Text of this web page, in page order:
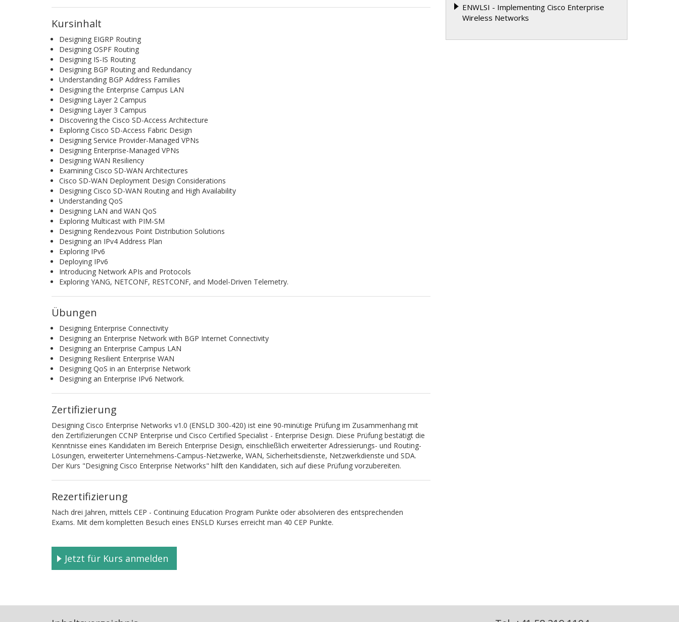
Kursinhalt
Designing EIGRP Routing
Designing OSPF Routing
Designing IS-IS Routing
Designing BGP Routing and Redundancy
Understanding BGP Address Families
Designing the Enterprise Campus LAN
Designing Layer 2 Campus
Designing Layer 3 Campus
Discovering the Cisco SD-Access Architecture
Exploring Cisco SD-Access Fabric Design
Designing Service Provider-Managed VPNs
Designing Enterprise-Managed VPNs
Designing WAN Resiliency
Examining Cisco SD-WAN Architectures
Cisco SD-WAN Deployment Design Considerations
Designing Cisco SD-WAN Routing and High Availability
Understanding QoS
Designing LAN and WAN QoS
Exploring Multicast with PIM-SM
Designing Rendezvous Point Distribution Solutions
Designing an IPv4 Address Plan
Exploring IPv6
Deploying IPv6
Introducing Network APIs and Protocols
Exploring YANG, NETCONF, RESTCONF, and Model-Driven Telemetry.
Übungen
Designing Enterprise Connectivity
Designing an Enterprise Network with BGP Internet Connectivity
Designing an Enterprise Campus LAN
Designing Resilient Enterprise WAN
Designing QoS in an Enterprise Network
Designing an Enterprise IPv6 Network.
Zertifizierung
Designing Cisco Enterprise Networks v1.0 (ENSLD 300-420) ist eine 90-minütige Prüfung im Zusammenhang mit
den Zertifizierungen CCNP Enterprise und Cisco Certified Specialist - Enterprise Design. Diese Prüfung bestätigt die
Kenntnisse eines Kandidaten im Bereich Enterprise Design, einschließlich erweiterter Adressierungs- und Routing-
Lösungen, erweiterter Unternehmens-Campus-Netzwerke, WAN, Sicherheitsdienste, Netzwerkdienste und SDA.
Der Kurs "Designing Cisco Enterprise Networks" hilft den Kandidaten, sich auf diese Prüfung vorzubereiten.
Rezertifizierung
Nach drei Jahren, mittels CEP - Continuing Education Program Punkte oder absolvieren des entsprechenden
Exams. Mit dem kompletten Besuch eines ENSLD Kurses erreicht man 40 CEP Punkte.
Jetzt für Kurs anmelden
ENWLSI - Implementing Cisco Enterprise
Wireless Networks